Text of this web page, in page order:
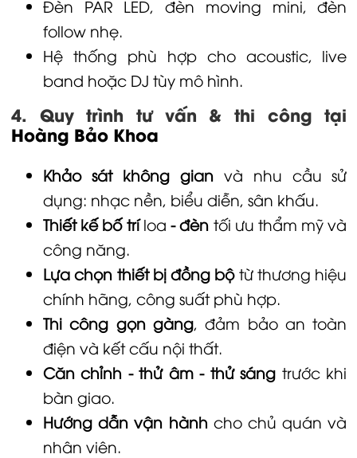
Đèn PAR LED, đèn moving mini, đèn
follow nhẹ.
Hệ thống phù hợp cho acoustic, live
band hoặc DJ tùy mô hình.
4. Quy trình tư vấn & thi công tại
Hoàng Bảo Khoa
Khảo sát không gianvà nhu cầu sử
dụng: nhạc nền, biểu diễn, sân khấu.
Thiết kế bố tríloa - đèn tối ưu thẩm mỹ và
công năng.
Lựa chọn thiết bị đồng bộtừ thương hiệu
chính hãng, công suất phù hợp.
Thi công gọn gàng, đảm bảo an toàn
điện và kết cấu nội thất.
Căn chỉnh - thử âm - thử sáng trước khi
bàn giao.
Hướng dẫn vận hành cho chủ quán và
nhân viên.